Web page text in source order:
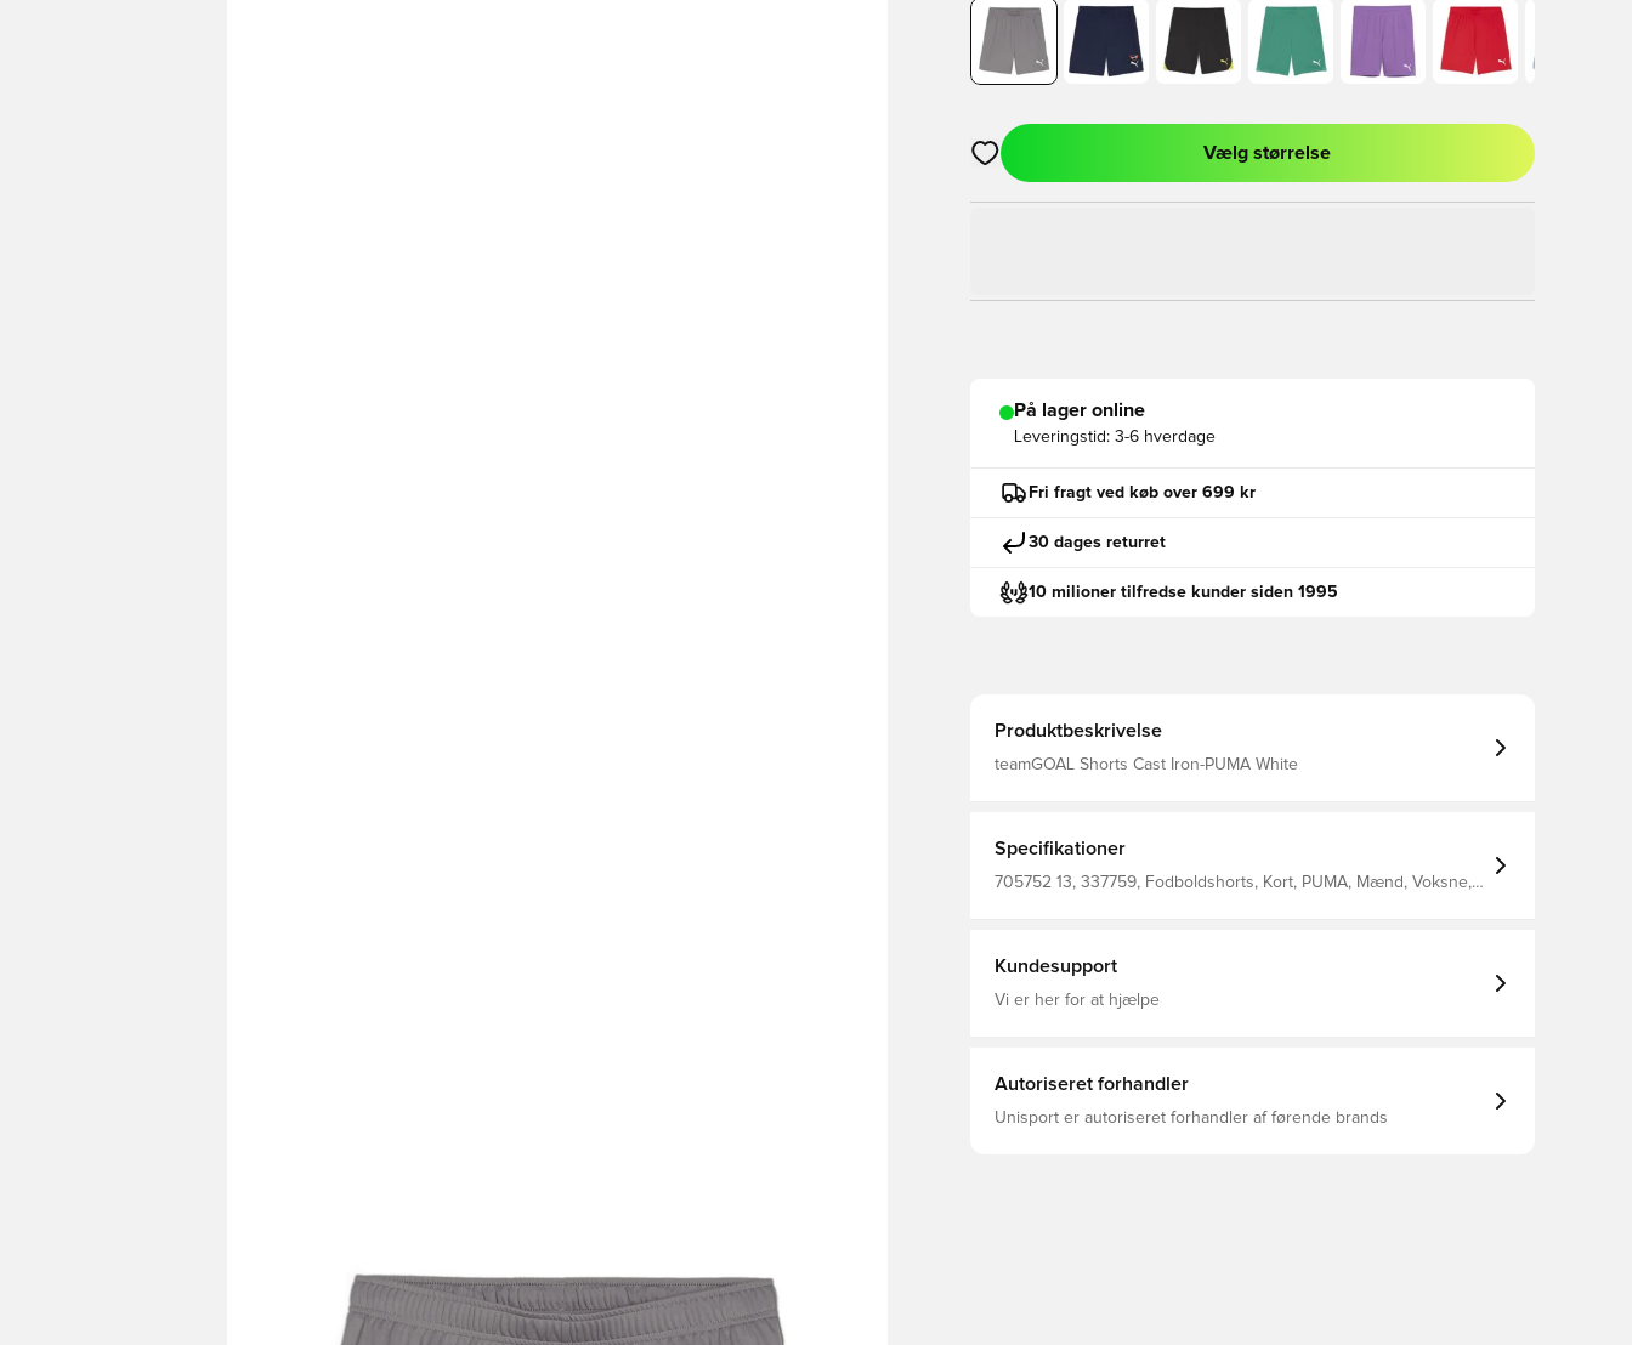
Åbner en Modal til at logge ind eller tilmelde dig som medlem
Vælg størrelse
På lager online
Leveringstid: 3-6 hverdage
Fri fragt ved køb over 699 kr
30 dages returret
10 milioner tilfredse kunder siden 1995
Produktbeskrivelse
teamGOAL Shorts Cast Iron-PUMA White
Specifikationer
705752 13, 337759, Fodboldshorts, Kort, PUMA, Mænd, Voksne,
Kundesupport
Vi er her for at hjælpe
Autoriseret forhandler
Unisport er autoriseret forhandler af førende brands